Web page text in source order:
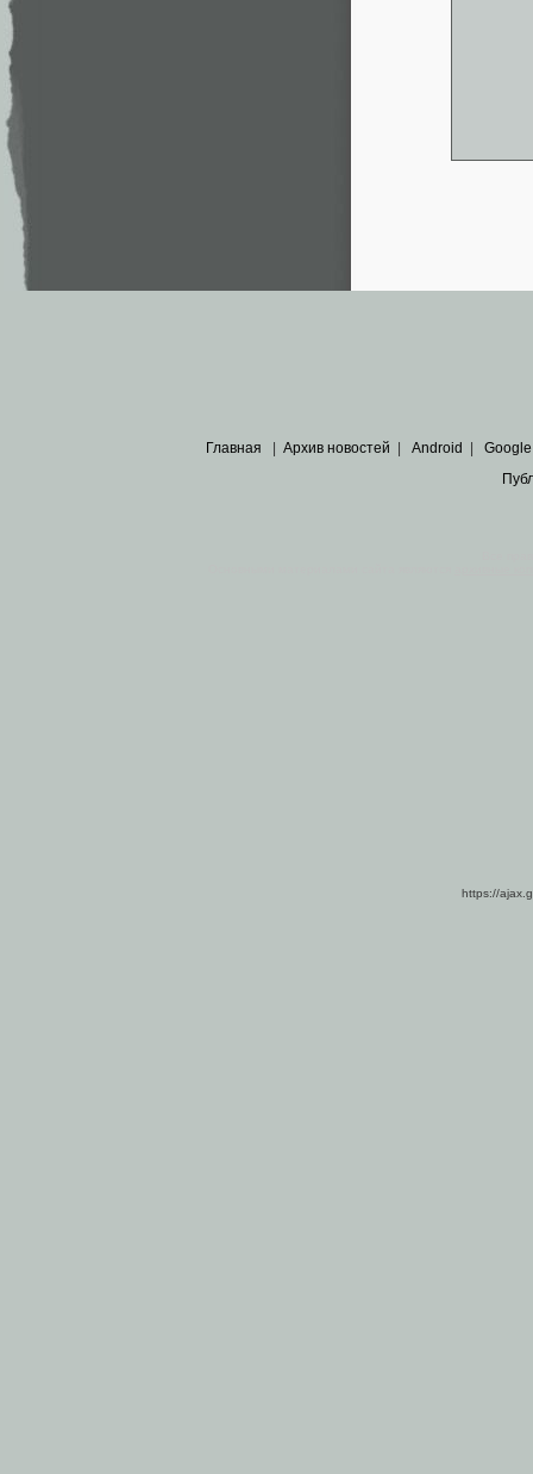
Главная Архив новостей Android Google
https://